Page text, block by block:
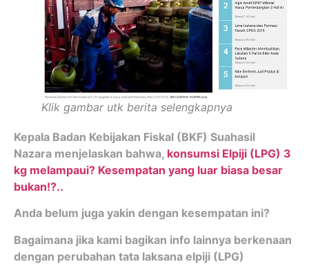
Klik gambar utk berita selengkapnya
Kepala Badan Kebijakan Fiskal (BKF) Suahasil
Nazara menjelaskan bahwa, konsumsi Elpiji (LPG) 3
kg melampaui? Kesempatan yang luar biasa besar
bukan!?..
Anda belum juga yakin dengan kesempatan ini?
Bagaimana jika kami bagikan info lainnya berkenaan
dengan perubahan tata laksana elpiji (LPG)